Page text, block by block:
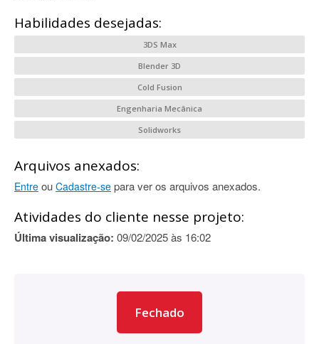
Habilidades desejadas:
3DS Max
Blender 3D
Cold Fusion
Engenharia Mecânica
Solidworks
Arquivos anexados:
Entre ou Cadastre-se para ver os arquivos anexados.
Atividades do cliente nesse projeto:
Última visualização: 09/02/2025 às 16:02
Fechado